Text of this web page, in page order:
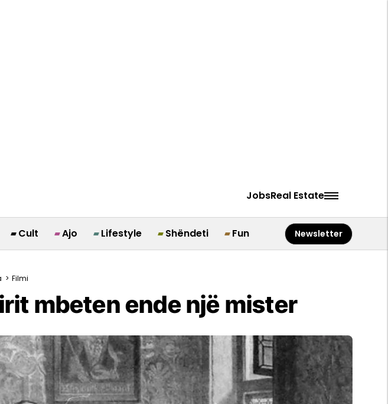
JobsReal Estate
Cult Ajo Lifestyle Shëndeti Fun Newsletter
> Filmi
mbeten ende një mister